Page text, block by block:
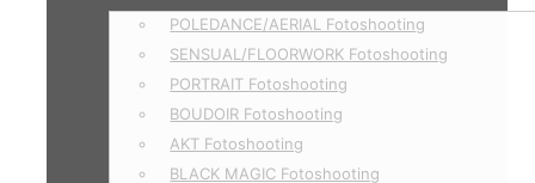
POLEDANCE/AERIAL Fotoshooting
SENSUAL/FLOORWORK Fotoshooting
PORTRAIT Fotoshooting
BOUDOIR Fotoshooting
AKT Fotoshooting
BLACK MAGIC Fotoshooting